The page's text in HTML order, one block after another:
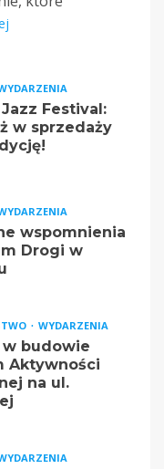
Festival:
w sprzedaży
wspomnienia
Drogi w
WYDARZENIA
w budowie
Aktywności
na ul.